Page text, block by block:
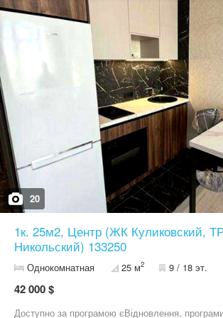
20
1к. 25м2, Центр (ЖК Куликовский,
Никольский) 133250
Однокомнатная 25 м2 9 / 18 эт.
42 000 $
Доступно за програмою єВідновлення,